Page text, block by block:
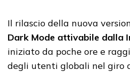
Il rilascio della nuova
Dark Mode attivabile dalla
iniziato da poche ore e
degli utenti globali nel giro